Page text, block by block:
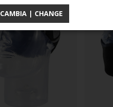
CAMBIA | CHANGE